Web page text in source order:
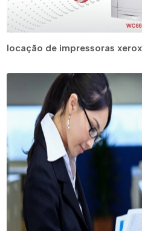
locação de impressoras